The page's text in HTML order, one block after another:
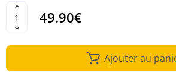
49.90€
Ajouter au